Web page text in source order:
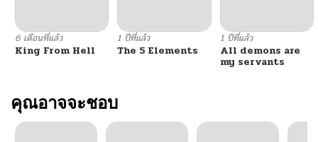
ตอนที่ 42
ตอนที่ 42 12/02/2024
ตอนที่ 41
6 เดือนที่แล้ว
King From Hell
1 ปีที่แล้ว
The 5 Elements
1 ปีที่แล้ว
All demons are
my servants
คุณอาจจะชอบ